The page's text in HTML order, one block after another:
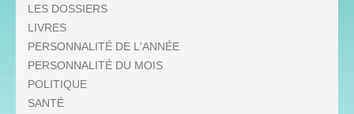
LES DOSSIERS
LIVRES
PERSONNALITÉ DE L'ANNÉE
PERSONNALITÉ DU MOIS
POLITIQUE
SANTÉ